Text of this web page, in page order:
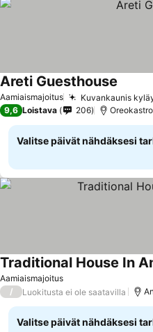
Aamiaismajoitus Kuvankaunis
Areti Guesthouse
9,6 Loistava 206
Valitse päivät nähdäksesi
Aamiaismajoitus
Traditional House In
/ Luokitusta ei ole saatavilla
Valitse päivät nähdäksesi